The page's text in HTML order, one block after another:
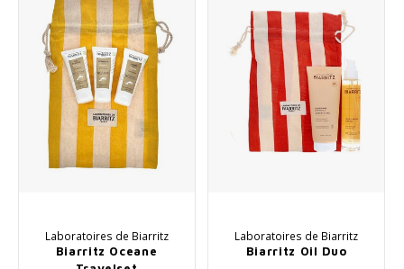
Laboratoires de Biarritz
Biarritz Oceane
Laboratoires de Biarritz
Biarritz Oil Duo